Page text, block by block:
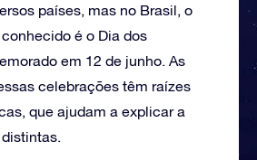
países, mas no Brasil, o
é o Dia dos
em 12 de junho. As
celebrações têm raízes
que ajudam a explicar a